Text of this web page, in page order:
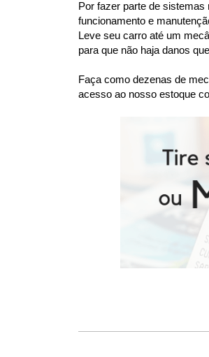
Por fazer parte de
funcionamento e
Leve seu carro até um
para que não haja danos
Faça como dezenas de
acesso ao nosso estoque